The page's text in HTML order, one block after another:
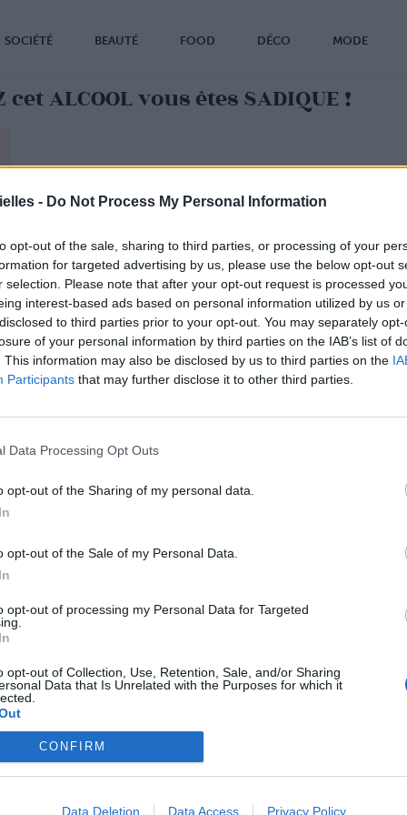
- Do Not Process My Personal Information
opt-out of the sale, sharing to third parties, or processing of your
for targeted advertising by us, please use the below opt-out
selection. Please note that after your opt-out request is processed
interest-based ads based on personal information utilized by us
to third parties prior to your opt-out. You may separately
of your personal information by third parties on the IAB’s list of
This information may also be disclosed by us to third parties on the
Participants that may further disclose it to other third parties.
Data Processing Opt Outs
opt-out of the Sharing of my personal data.
opt-out of the Sale of my Personal Data.
opt-out of processing my Personal Data for Targeted
opt-out of Collection, Use, Retention, Sale, and/or Sharing
Data that Is Unrelated with the Purposes for which it
CONFIRM
Data Deletion Data Access Privacy Policy
SOCIÉTÉ BEAUTÉ FOOD DÉCO MODE
cet ALCOOL vous êtes SADIQUE !
une étude très sérieuse,notre goût pour le gin
d'une personnalité malveillante !
de gin...Ils auraient des tendances
!!!
ont analyséles réponses des 1000
ayant participé à l'étude.
noter des aliments dans une liste,selon ceux
faisait envie. Ils ont ensuite répondu à des
concernant leur taux d'agressivité, leur stabilité
le machiavélisme et la tendance au sadisme.
amères,comme le gin tonic, auraient des
et le sadisme !